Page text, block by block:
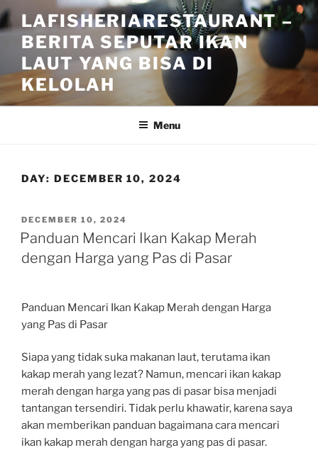
Skip
to
content
LAFISHERIARESTAURANT –
BERITA SEPUTAR IKAN
LAUT YANG BISA DI
KELOLAH
Menu
DAY: DECEMBER 10, 2024
POSTED
ON
DECEMBER 10, 2024
Panduan Mencari Ikan Kakap Merah
dengan Harga yang Pas di Pasar
Panduan Mencari Ikan Kakap Merah dengan Harga
yang Pas di Pasar
Siapa yang tidak suka makanan laut, terutama ikan
kakap merah yang lezat? Namun, mencari ikan kakap
merah dengan harga yang pas di pasar bisa menjadi
tantangan tersendiri. Tidak perlu khawatir, karena saya
akan memberikan panduan bagaimana cara mencari
ikan kakap merah dengan harga yang pas di pasar.